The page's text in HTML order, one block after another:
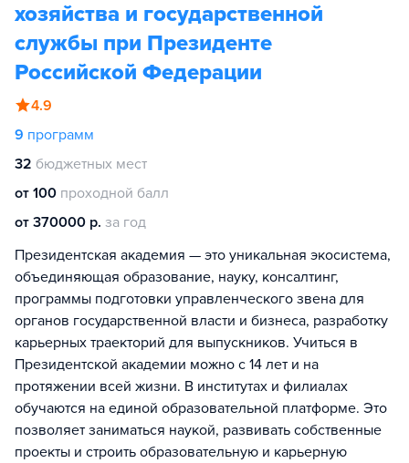
хозяйства и государственной
службы при Президенте
Российской Федерации
4.9
9 программ
32 бюджетных мест
от 100 проходной балл
от 370000 р. за год
Президентская академия — это уникальная экосистема,
объединяющая образование, науку, консалтинг,
программы подготовки управленческого звена для
органов государственной власти и бизнеса, разработку
карьерных траекторий для выпускников. Учиться в
Президентской академии можно с 14 лет и на
протяжении всей жизни. В институтах и филиалах
обучаются на единой образовательной платформе. Это
позволяет заниматься наукой, развивать собственные
проекты и строить образовательную и карьерную